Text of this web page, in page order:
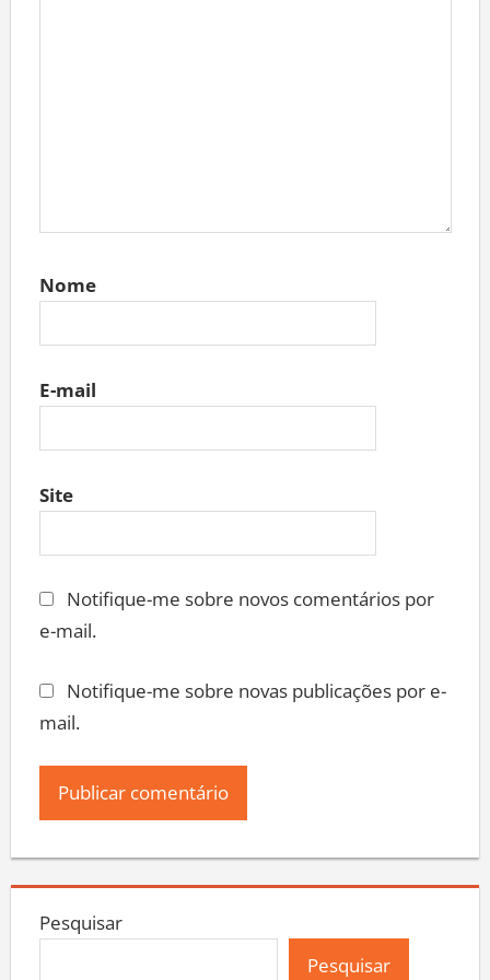
Nome
E-mail
Site
Notifique-me sobre novos comentários por
e-mail.
Notifique-me sobre novas publicações por e-
mail.
Pesquisar
Pesquisar